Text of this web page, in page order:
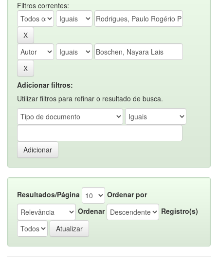
Filtros correntes:
Adicionar filtros:
Utilizar filtros para refinar o resultado de busca.
Resultados/Página
Ordenar por
Ordenar
Registro(s)